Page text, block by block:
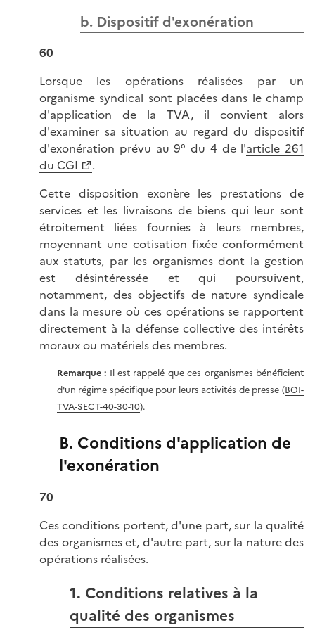
b. Dispositif d'exonération
60
Lorsque les opérations réalisées par un
organisme syndical sont placées dans le champ
d'application de la TVA, il convient alors
d'examiner sa situation au regard du dispositif
d'exonération prévu au 9° du 4 de l'article 261
du CGI
.
Cette disposition exonère les prestations de
services et les livraisons de biens qui leur sont
étroitement liées fournies à leurs membres,
moyennant une cotisation fixée conformément
aux statuts, par les organismes dont la gestion
est désintéressée et qui poursuivent,
notamment, des objectifs de nature syndicale
dans la mesure où ces opérations se rapportent
directement à la défense collective des intérêts
moraux ou matériels des membres.
Remarque : Il est rappelé que ces organismes bénéficient
d'un régime spécifique pour leurs activités de presse (BOI-
TVA-SECT-40-30-10).
B. Conditions d'application de
l'exonération
70
Ces conditions portent, d'une part, sur la qualité
des organismes et, d'autre part, sur la nature des
opérations réalisées.
1. Conditions relatives à la
qualité des organismes